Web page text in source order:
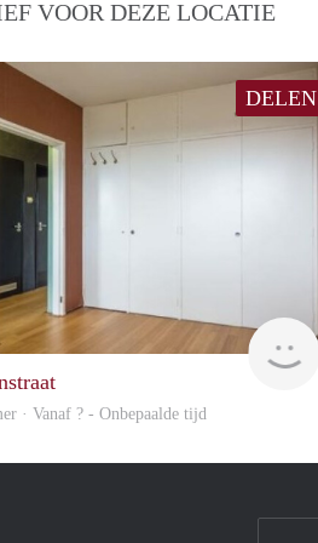
VOOR DEZE LOCATIE
DELEN
· Vanaf ? - Onbepaalde tijd